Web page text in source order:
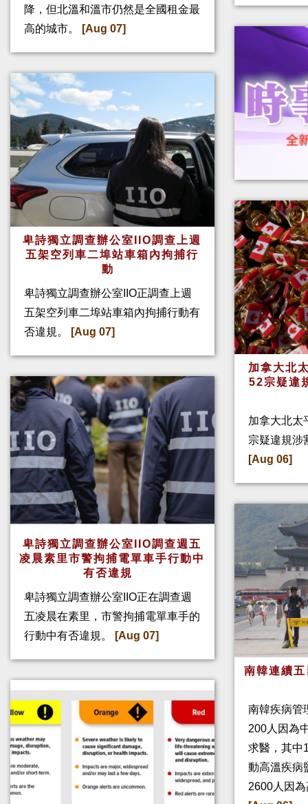
降，但北溫和溫市仍然是全國租金最
高的城市。
[Aug 07]
卑詩獨立調查辦公室IIO調查上週
五架空列車二埠站車箱內拘捕行
動
卑詩獨立調查辦公室IIO正調查上週
五架空列車二埠站車箱內拘捕行動有
否違規。
[Aug 07]
卑詩獨立調查辦公室IIO調查週五
凌晨素里市警拘捕電單車手行動中
有否違規
卑詩獨立調查辦公室IIO正在調查週
五凌晨在素里，市警拘捕電單車手的
行動中有否違規。
[Aug 07]
加拿大北
52宗疑違
加拿大北太
宗疑違規涉
[Aug 06]
南韓連續
南韓疾病管
200人因為
求醫，其中
動高溫疾病
2600人因